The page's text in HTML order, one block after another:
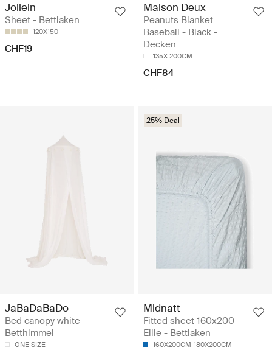
Jollein
Sheet - Bettlaken
120X150
CHF19
Maison Deux
Peanuts Blanket
Baseball - Black -
Decken
135X 200CM
CHF84
JaBaDaBaDo
Bed canopy white -
Betthimmel
ONE SIZE
25% Deal
Midnatt
Fitted sheet 160x200
Ellie - Bettlaken
160X200CM 180X200CM